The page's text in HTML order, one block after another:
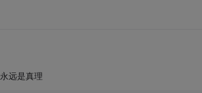
远是真理